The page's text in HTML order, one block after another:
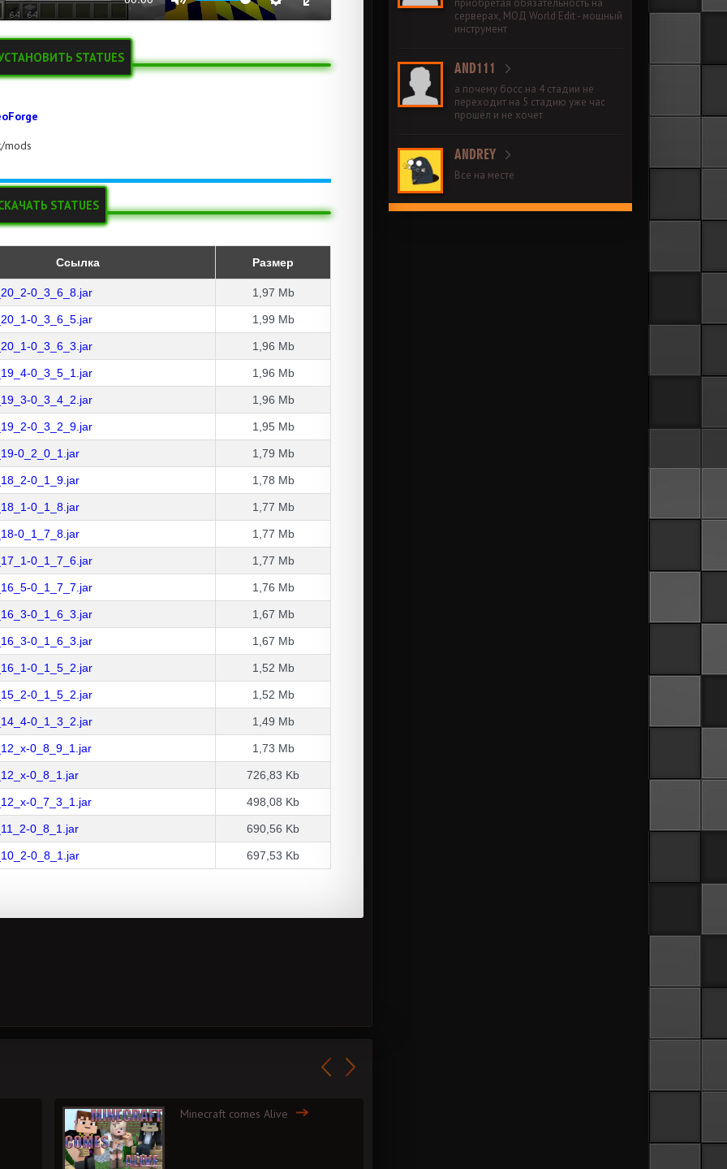
STATUES
mods
STATUES
Ссылка Размер
0_3_6_8.jar 1,97 Mb
0_3_6_5.jar 1,99 Mb
0_3_6_3.jar 1,96 Mb
0_3_5_1.jar 1,96 Mb
0_3_4_2.jar 1,96 Mb
0_3_2_9.jar 1,95 Mb
0_2_0_1.jar 1,79 Mb
0_1_9.jar 1,78 Mb
0_1_8.jar 1,77 Mb
0_1_7_8.jar 1,77 Mb
0_1_7_6.jar 1,77 Mb
0_1_7_7.jar 1,76 Mb
0_1_6_3.jar 1,67 Mb
0_1_6_3.jar 1,67 Mb
0_1_5_2.jar 1,52 Mb
0_1_5_2.jar 1,52 Mb
0_1_3_2.jar 1,49 Mb
0_8_9_1.jar 1,73 Mb
0_8_1.jar 726,83 Kb
0_7_3_1.jar 498,08 Kb
0_8_1.jar 690,56 Kb
0_8_1.jar 697,53 Kb
Minecraft comes Alive
приобретая обязательность на
серверах, МОД World Edit - мощный
инструмент
AND111
а почему босс на 4 стадии не
переходит на 5 стадию уже час
прошёл и не хочет
ANDREY
Все на месте